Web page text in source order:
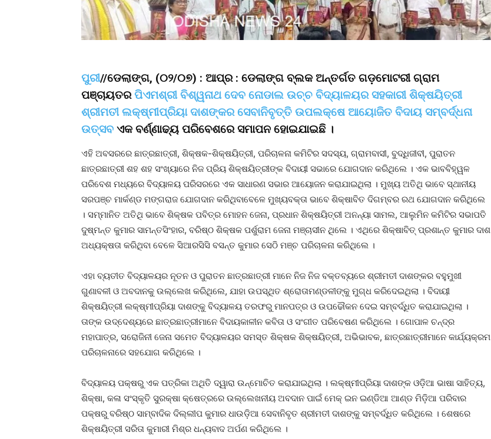
ପୁରୀ//ଡେଲାଙ୍ଗ, (୦୨/୦୭) : ଆପ୍ର : ଡେଲାଙ୍ଗ ବ୍ଲକ ଅନ୍ତର୍ଗତ ଗଡ଼ମୋଟରୀ ଗ୍ରାମ
ପଞ୍ଚାୟତରପିଏମଶ୍ରୀ ବିଶ୍ୱନାଥ ଦେବ ନୋଡାଲ ଉଚ୍ଚ ବିଦ୍ୟାଳୟର ସହକାରୀ ଶିକ୍ଷୟିତ୍ରୀ
ଶ୍ରୀମତୀ ଲକ୍ଷ୍ମୀପ୍ରିୟା ଦାଶଙ୍କର ସେବାନିବୃତ୍ତି ଉପଲକ୍ଷେ ଆୟୋଜିତ ବିଦାୟ ସମ୍ବର୍ଦ୍ଧନା
ଉତ୍ସବ ଏକ ବର୍ଣ୍ଣାଢ୍ୟ ପରିବେଶରେ ସମାପନ ହୋଇଯାଇଛି ।
ଏହି ଅବସରରେ ଛାତ୍ରଛାତ୍ରୀ, ଶିକ୍ଷକ-ଶିକ୍ଷୟିତ୍ରୀ, ପରିଚାଳନା କମିଟିର ସଦସ୍ୟ, ଗ୍ରାମବାସୀ, ବୁଦ୍ଧିଜୀବୀ, ପୁରାତନ
ଛାତ୍ରଛାତ୍ରୀ ଶହ ଶହ ସଂଖ୍ୟାରେ ନିଜ ପ୍ରିୟ ଶିକ୍ଷୟିତ୍ରୀଙ୍କ ବିଦାୟୀ ସଭାରେ ଯୋଗଦାନ କରିଥିଲେ । ଏକ ଭାବବିହ୍ୱଳ
ପରିବେଶ ମଧ୍ୟରେ ବିଦ୍ୟାଳୟ ପରିସରରେ ଏକ ସାଧାରଣ ସଭାର ଆୟୋଜନ କରାଯାଇଥିଲା । ମୁଖ୍ୟ ଅତିଥି ଭାବେ ସ୍ଥାନୀୟ
ସରପଞ୍ଚ ମାର୍କଣ୍ଡ ମଙ୍ଗରାଜ ଯୋଗଦାନ କରିଥିବାବେଳେ ମୁଖ୍ୟବକ୍ତା ଭାବେ ଶିକ୍ଷାବିତ ଦିଗମ୍ବର ରଥ ଯୋଗଦାନ କରିଥିଲେ
। ସମ୍ମାନିତ ଅତିଥି ଭାବେ ଶିକ୍ଷକ ପବିତ୍ର ମୋହନ ଜେନା, ପ୍ରଧାନ ଶିକ୍ଷୟିତ୍ରୀ ଅନନ୍ୟା ସାମଲ, ଆଲୁମିନ କମିଟିର ସଭାପତି
ଦୁଷ୍ମନ୍ତ କୁମାର ସାମନ୍ତସିଂହାର, ବରିଷ୍ଠ ଶିକ୍ଷକ ପର୍ଶୁରାମ ଜେନା ମଞ୍ଚାସୀନ ଥିଲେ । ଏଥିରେ ଶିକ୍ଷାବିତ୍‌ ପ୍ରଶାନ୍ତ କୁମାର ଦାଶ
ଅଧ୍ୟକ୍ଷତା କରିଥିବା ବେଳେ ସିଆରସିସି ବସନ୍ତ କୁମାର ସେଠି ମଞ୍ଚ ପରିଚାଳନା କରିଥିଲେ ।
ଏହା ବ୍ୟତୀତ ବିଦ୍ୟାଳୟର ନୂତନ ଓ ପୁରାତନ ଛାତ୍ରଛାତ୍ରୀ ମାନେ ନିଜ ନିଜ ବକ୍ତବ୍ୟରେ ଶ୍ରୀମତୀ ଦାଶଙ୍କର ବହୁମୁଖୀ
ଗୁଣାବଳୀ ଓ ଅବଦାନକୁ ଉଲ୍ଲେଖ କରିଥିଲେ, ଯାହା ଉପସ୍ଥିତ ଶ୍ରୋତାମଣ୍ଡଳୀଙ୍କୁ ମୁଗ୍ଧ କରିଦେଇଥିଲା । ବିଦାୟୀ
ଶିକ୍ଷୟିତ୍ରୀ ଲକ୍ଷ୍ମୀପ୍ରିୟା ଦାଶଙ୍କୁ ବିଦ୍ୟାଳୟ ତରଫରୁ ମାନପତ୍ର ଓ ଉପଢୌକନ ଦେଇ ସମ୍ବର୍ଦ୍ଧିତ କରାଯାଇଥିଲା ।
ତାଙ୍କ ଉଦ୍ଦେଶ୍ୟରେ ଛାତ୍ରଛାତ୍ରୀମାନେ ବିଦାୟକାଳୀନ କବିତା ଓ ସଂଗୀତ ପରିବେଷଣ କରିଥିଲେ । ଗୋପାଳ ଚନ୍ଦ୍ର
ମହାପାତ୍ର, ସରୋଜିନୀ ଜେନା ସମେତ ବିଦ୍ୟାଳୟର ସମସ୍ତ ଶିକ୍ଷକ ଶିକ୍ଷୟିତ୍ରୀ, ଅଭିଭାବକ, ଛାତ୍ରଛାତ୍ରୀମାନେ କାର୍ଯ୍ୟକ୍ରମ
ପରିଚାଳନାରେ ସହଯୋଗ କରିଥିଲେ ।
ବିଦ୍ୟାଳୟ ପକ୍ଷରୁ ଏକ ପତ୍ରିକା ଅଥିତି ଦ୍ୱାରା ଉନ୍ମୋଚିତ କରାଯାଇଥିଲା । ଲକ୍ଷ୍ମୀପ୍ରିୟା ଦାଶଙ୍କ ଓଡ଼ିଆ ଭାଷା ସାହିତ୍ୟ,
ଶିକ୍ଷା, କଳା ସଂସ୍କୃତି ସୁରକ୍ଷା କ୍ଷେତ୍ରରେ ଉଲ୍ଲେଖନୀୟ ଅବଦାନ ପାଇଁ ମେକ୍ ଇନ ଇଣ୍ଡିଆ ଆଣ୍ଡ ମିଡ଼ିଆ ପରିବାର
ପକ୍ଷରୁ ବରିଷ୍ଠ ସାମ୍ବାଦିକ ଦିଲ୍ଲୀପ କୁମାର ଧାଉଡ଼ିଆ ସେବାନିବୃତ ଶ୍ରୀମତୀ ଦାଶଙ୍କୁ ସମ୍ବର୍ଦ୍ଧିତ କରିଥିଲେ । ଶେଷରେ
ଶିକ୍ଷୟିତ୍ରୀ ସରିତା କୁମାରୀ ମିଶ୍ର ଧନ୍ୟବାଦ ଅର୍ପଣ କରିଥିଲେ ।